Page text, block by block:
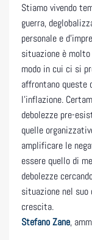
Stiamo vivendo
guerra,
personale e
situazione è
modo in cui ci si
affrontano queste
l’inflazione.
debolezze pre-
quelle
amplificare le
essere quello di
debolezze
situazione nel suo
crescita.
Stefano Zane,